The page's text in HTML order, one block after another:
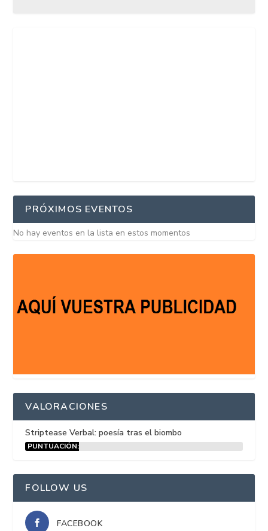
PRÓXIMOS EVENTOS
No hay eventos en la lista en estos momentos
VALORACIONES
Striptease Verbal: poesía tras el biombo
PUNTUACIÓN:
FOLLOW US
FACEBOOK